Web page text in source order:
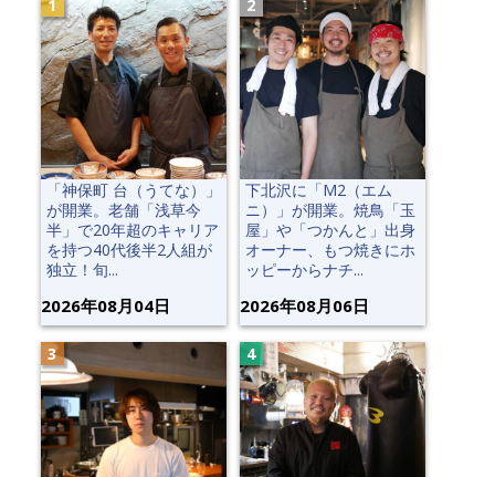
「神保町 台（うてな）」
が開業。老舗「浅草今
半」で20年超のキャリア
を持つ40代後半2人組が
独立！旬...
2026年08月04日
下北沢に「M2（エム
ニ）」が開業。焼鳥「玉
屋」や「つかんと」出身
オーナー、もつ焼きにホ
ッピーからナチ...
2026年08月06日